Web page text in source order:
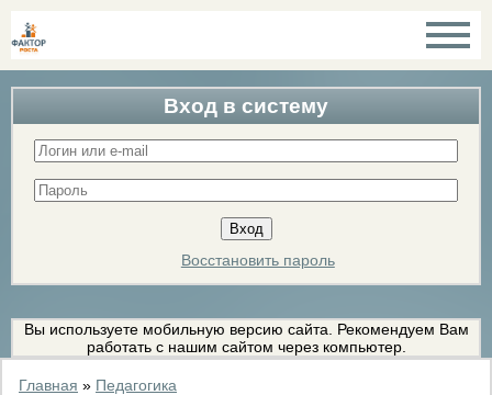
Вход в систему
Восстановить пароль
Вы используете мобильную версию сайта. Рекомендуем Вам
работать с нашим сайтом через компьютер.
Главная » Педагогика